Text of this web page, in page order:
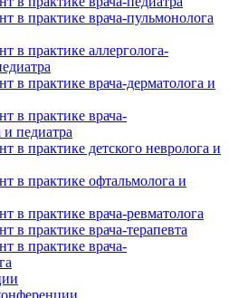
в практике врача-пульмонолога
в практике аллерголога-
в практике врача-дерматолога и
в практике врача-
педиатра
в практике детского невролога и
в практике офтальмолога и
в практике врача-ревматолога
в практике врача-терапевта
в практике врача-